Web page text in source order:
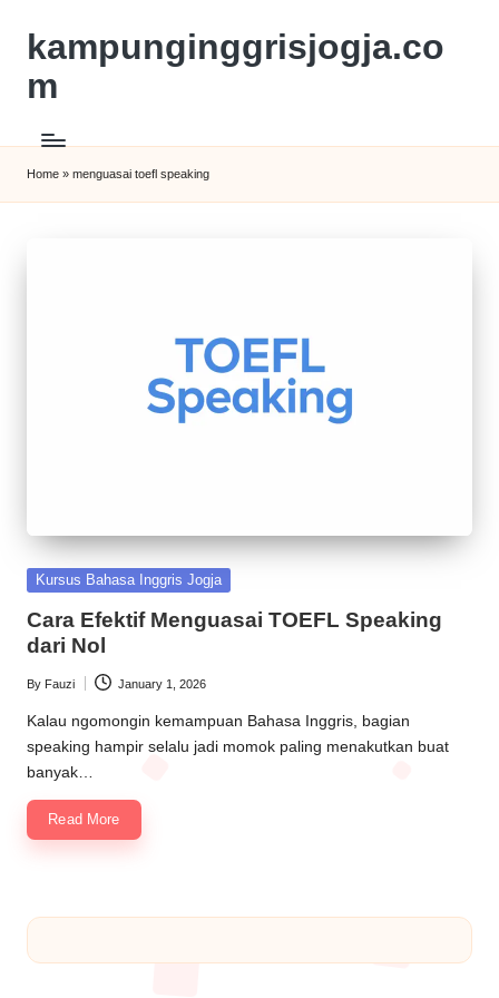
kampunginggrisjogja.co
m
Home » menguasai toefl speaking
Kursus Bahasa Inggris Jogja
Cara Efektif Menguasai TOEFL Speaking
dari Nol
By Fauzi January 1, 2026
Kalau ngomongin kemampuan Bahasa Inggris, bagian
speaking hampir selalu jadi momok paling menakutkan buat
banyak…
Read More